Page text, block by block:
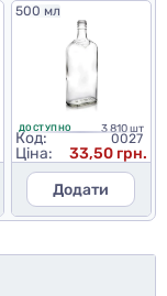
500 мл
ДОСТУПНО 3 810 шт
Код: 0027
Ціна:
33,50 грн.
Додати